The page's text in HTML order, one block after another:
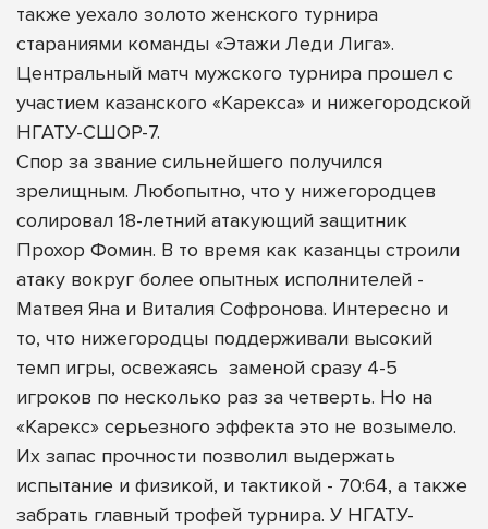
также уехало золото женского турнира
стараниями команды «Этажи Леди Лига».
Центральный матч мужского турнира прошел с
участием казанского «Карекса» и нижегородской
НГАТУ-СШОР-7.
Спор за звание сильнейшего получился
зрелищным. Любопытно, что у нижегородцев
солировал 18-летний атакующий защитник
Прохор Фомин. В то время как казанцы строили
атаку вокруг более опытных исполнителей -
Матвея Яна и Виталия Софронова. Интересно и
то, что нижегородцы поддерживали высокий
темп игры, освежаясь заменой сразу 4-5
игроков по несколько раз за четверть. Но на
«Карекс» серьезного эффекта это не возымело.
Их запас прочности позволил выдержать
испытание и физикой, и тактикой - 70:64, а также
забрать главный трофей турнира. У НГАТУ-